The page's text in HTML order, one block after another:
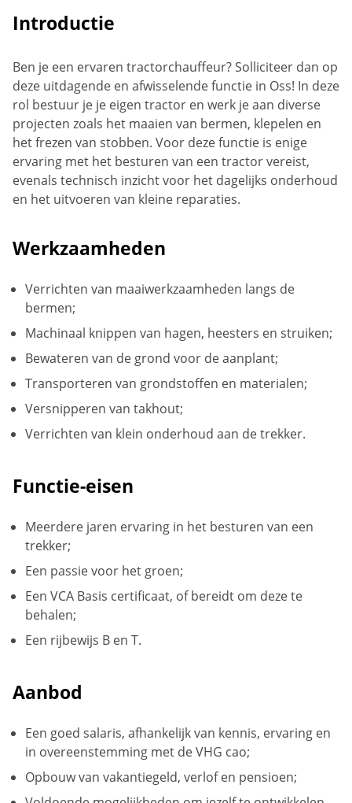
Introductie
Ben je een ervaren tractorchauffeur? Solliciteer dan op
deze uitdagende en afwisselende functie in Oss! In deze
rol bestuur je je eigen tractor en werk je aan diverse
projecten zoals het maaien van bermen, klepelen en
het frezen van stobben. Voor deze functie is enige
ervaring met het besturen van een tractor vereist,
evenals technisch inzicht voor het dagelijks onderhoud
en het uitvoeren van kleine reparaties.
Werkzaamheden
Verrichten van maaiwerkzaamheden langs de
bermen;
Machinaal knippen van hagen, heesters en struiken;
Bewateren van de grond voor de aanplant;
Transporteren van grondstoffen en materialen;
Versnipperen van takhout;
Verrichten van klein onderhoud aan de trekker.
Functie-eisen
Meerdere jaren ervaring in het besturen van een
trekker;
Een passie voor het groen;
Een VCA Basis certificaat, of bereidt om deze te
behalen;
Een rijbewijs B en T.
Aanbod
Een goed salaris, afhankelijk van kennis, ervaring en
in overeenstemming met de VHG cao;
Opbouw van vakantiegeld, verlof en pensioen;